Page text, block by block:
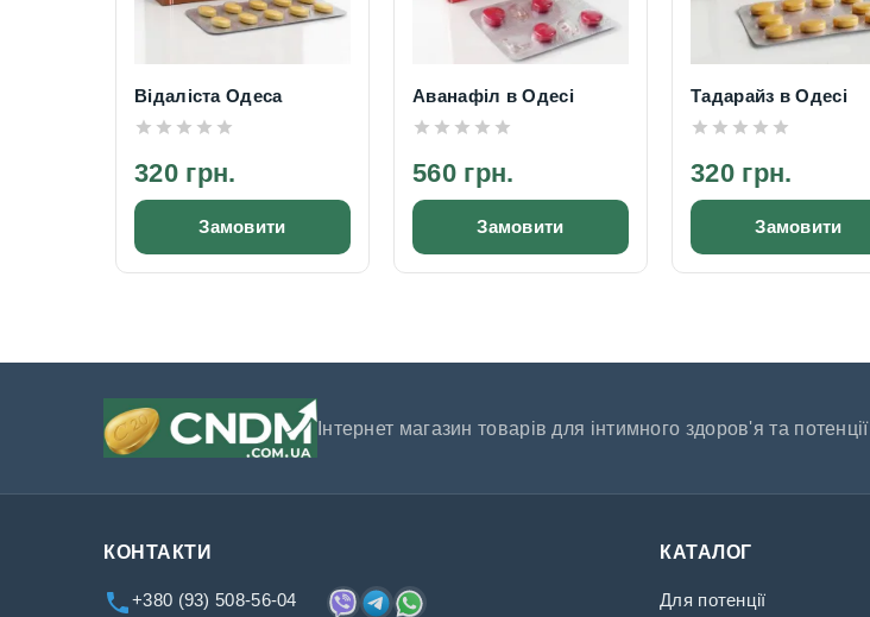
Відаліста Одеса
320 грн.
Замовити
Аванафіл в Одесі
560 грн.
Замовити
Тадарайз в Одесі
320 грн.
Замовити
Інтернет магазин товарів для інтимного здоров'я та потенції
КОНТАКТИ
+380 (93) 508-56-04
КАТАЛОГ
Для потенції